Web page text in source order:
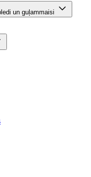
un guļammaisi